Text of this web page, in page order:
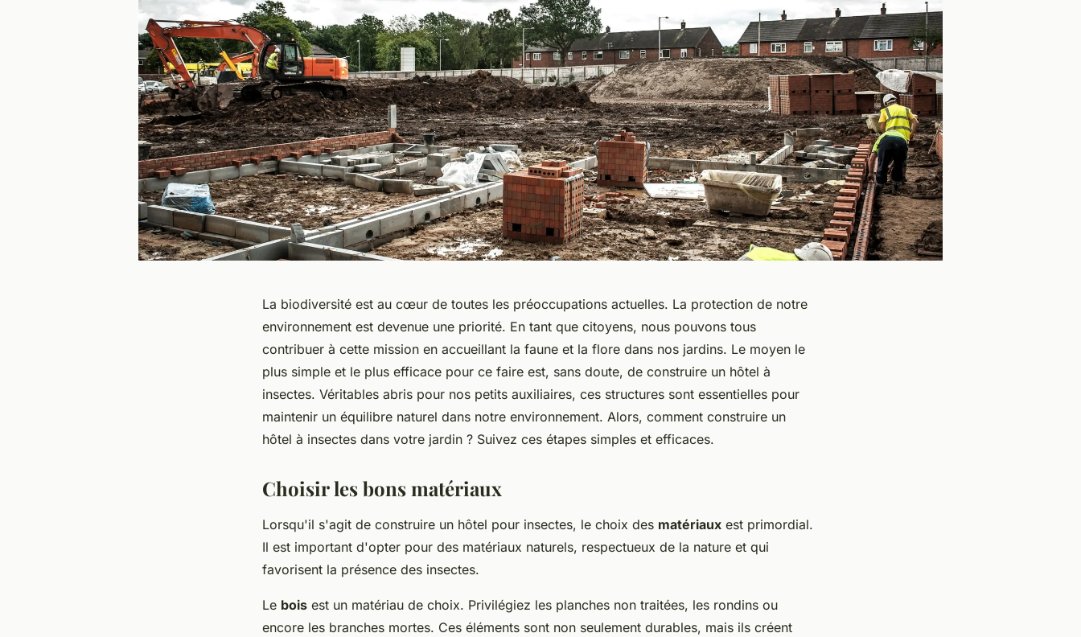
La biodiversité est au cœur de toutes les préoccupations actuelles. La protection de notre
environnement est devenue une priorité. En tant que citoyens, nous pouvons tous
contribuer à cette mission en accueillant la faune et la flore dans nos jardins. Le moyen le
plus simple et le plus efficace pour ce faire est, sans doute, de construire un hôtel à
insectes. Véritables abris pour nos petits auxiliaires, ces structures sont essentielles pour
maintenir un équilibre naturel dans notre environnement. Alors, comment construire un
hôtel à insectes dans votre jardin ? Suivez ces étapes simples et efficaces.
Choisir les bons matériaux
Lorsqu'il s'agit de construire un hôtel pour insectes, le choix des matériaux est primordial.
Il est important d'opter pour des matériaux naturels, respectueux de la nature et qui
favorisent la présence des insectes.
Le bois est un matériau de choix. Privilégiez les planches non traitées, les rondins ou
encore les branches mortes. Ces éléments sont non seulement durables, mais ils créent